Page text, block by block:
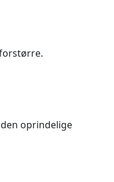
oprindelige